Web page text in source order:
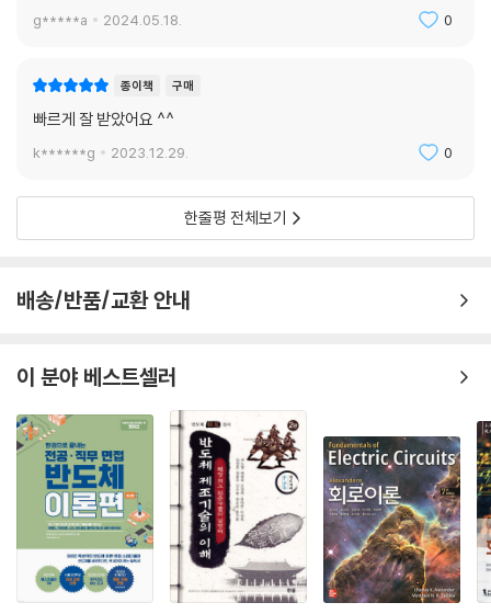
6.2 조합회로의 분석
6.4 가산기
6.4.1 반가산기
6.4.3 병렬 가산기
6.5 디코더
6.6.1 10진-BCD 엔코더
6.7 그레이 코드 변환기
6.10 디멀티플렉서
6.11.1 올림수-미리보기 가산기
6.11.2 가감산기
6.11.3 BCD 가산기
6.12 패리티 발생기
기본문제
연습문제
들을 이용한 실험을 직접 수행해 볼 수 있도록 다양한 실험 주제들과 실험
것이다.
g*****a 2024.05.18. 0
종이책 구매
빠르게 잘 받았어요 ^^
k******g 2023.12.29. 0
한줄평 전체보기
배송/반품/교환 안내
이 분야 베스트셀러